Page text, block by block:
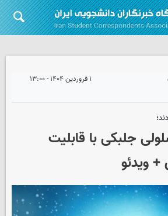
۱ فروردین ۱۴۰۴ - ۱۳:۰۰
جلبکی با قابلیت
ویدئو